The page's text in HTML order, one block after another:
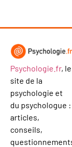
Psychologie.fr, le
site de la
psychologie et
du psychologue :
articles,
conseils,